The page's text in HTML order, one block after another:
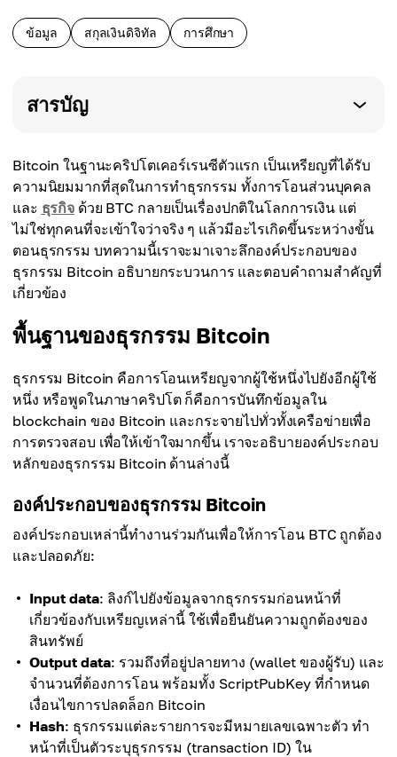
ข้อมูล สกุลเงินดิจิทัล การศึกษา
สารบัญ
Bitcoin ในฐานะคริปโตเคอร์เรนซีตัวแรก เป็นเหรียญที่ได้รับ
ความนิยมมากที่สุดในการทำธุรกรรม ทั้งการโอนส่วนบุคคล
และ ธุรกิจ ด้วย BTC กลายเป็นเรื่องปกติในโลกการเงิน แต่
ไม่ใช่ทุกคนที่จะเข้าใจว่าจริง ๆ แล้วมีอะไรเกิดขึ้นระหว่างขั้น
ตอนธุรกรรม บทความนี้เราจะมาเจาะลึกองค์ประกอบของ
ธุรกรรม Bitcoin อธิบายกระบวนการ และตอบคำถามสำคัญที่
เกี่ยวข้อง
พื้นฐานของธุรกรรม Bitcoin
ธุรกรรม Bitcoin คือการโอนเหรียญจากผู้ใช้หนึ่งไปยังอีกผู้ใช้
หนึ่ง หรือพูดในภาษาคริปโต ก็คือการบันทึกข้อมูลใน
blockchain ของ Bitcoin และกระจายไปทั่วทั้งเครือข่ายเพื่อ
การตรวจสอบ เพื่อให้เข้าใจมากขึ้น เราจะอธิบายองค์ประกอบ
หลักของธุรกรรม Bitcoin ด้านล่างนี้
องค์ประกอบของธุรกรรม Bitcoin
องค์ประกอบเหล่านี้ทำงานร่วมกันเพื่อให้การโอน BTC ถูกต้อง
และปลอดภัย:
Input data: ลิงก์ไปยังข้อมูลจากธุรกรรมก่อนหน้าที่
เกี่ยวข้องกับเหรียญเหล่านี้ ใช้เพื่อยืนยันความถูกต้องของ
สินทรัพย์
Output data: รวมถึงที่อยู่ปลายทาง (wallet ของผู้รับ) และ
จำนวนที่ต้องการโอน พร้อมทั้ง ScriptPubKey ที่กำหนด
เงื่อนไขการปลดล็อก Bitcoin
Hash: ธุรกรรมแต่ละรายการจะมีหมายเลขเฉพาะตัว ทำ
หน้าที่เป็นตัวระบุธุรกรรม (transaction ID) ใน